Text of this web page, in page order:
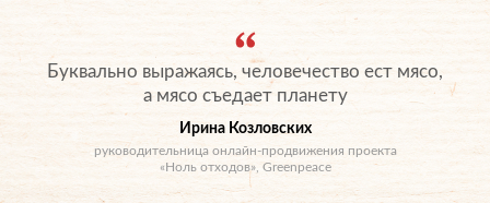
Буквально выражаясь, человечество ест мясо,
а мясо съедает планету
Ирина Козловских
руководительница онлайн-продвижения проекта
«Ноль отходов», Greenpeace